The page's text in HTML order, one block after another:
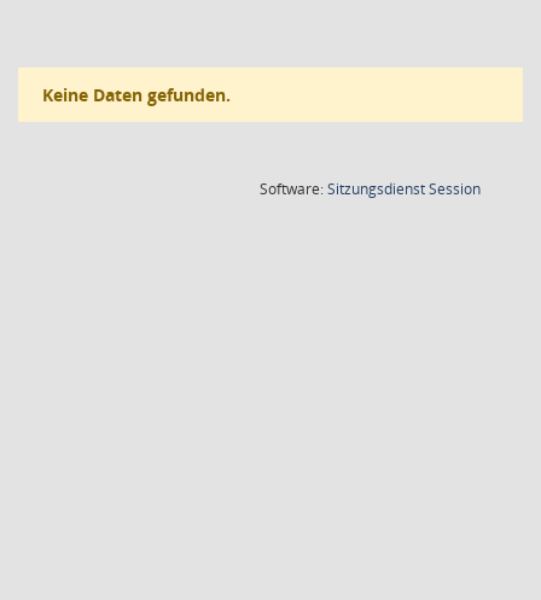
Keine Daten gefunden.
Software:SitzungsdienstSession(Wird in